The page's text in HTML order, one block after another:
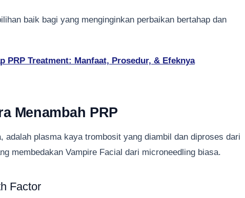
baik bagi yang menginginkan perbaikan bertahap dan
PRP Treatment: Manfaat, Prosedur, & Efeknya
Menambah PRP
adalah plasma kaya trombosit yang diambil dan diproses dari
membedakan Vampire Facial dari microneedling biasa.
Factor